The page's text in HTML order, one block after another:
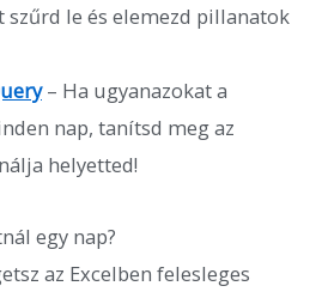
szűrd le és elemezd pillanatok
– Ha ugyanazokat a
nap, tanítsd meg az
helyetted!
egy nap?
az Excelben felesleges